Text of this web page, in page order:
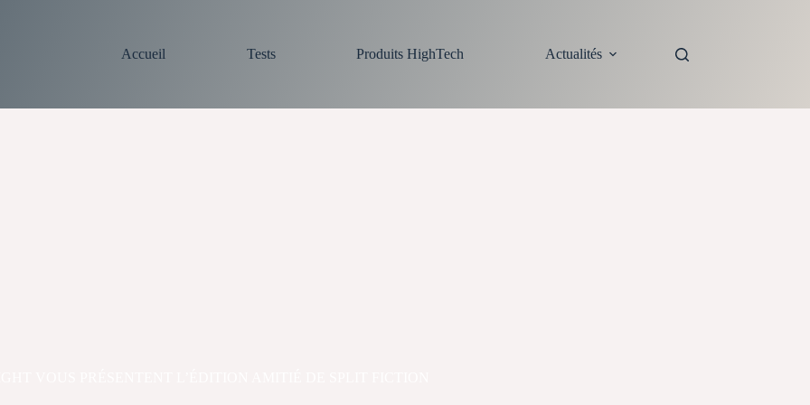
Accueil
Tests Produits HighTech Actualités